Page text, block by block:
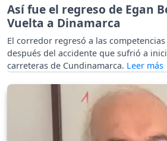
Así fue el regreso de Egan
Vuelta a Dinamarca
El corredor regresó a las
después del accidente que sufrió a
carreteras de Cundinamarca.